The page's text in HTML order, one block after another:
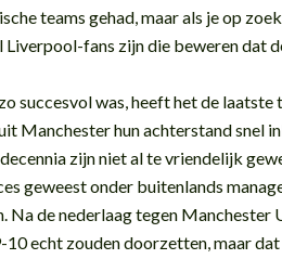
teams gehad, maar als je op
Liverpool-fans zijn die beweren dat
succesvol was, heeft het de laatste
Manchester hun achterstand snel
zijn niet al te vriendelijk
geweest onder buitenlands
Na de nederlaag tegen Manchester
echt zouden doorzetten, maar